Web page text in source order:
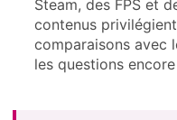
Steam, des FPS et
contenus
comparaisons avec
les questions